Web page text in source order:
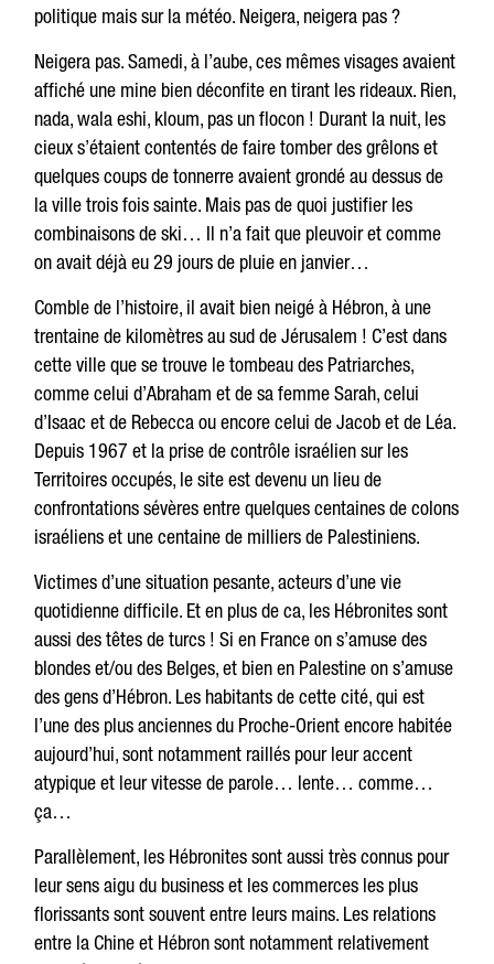
politique mais sur la météo. Neigera, neigera pas ?
Neigera pas. Samedi, à l’aube, ces mêmes visages avaient
affiché une mine bien déconfite en tirant les rideaux. Rien,
nada, wala eshi, kloum, pas un flocon ! Durant la nuit, les
cieux s’étaient contentés de faire tomber des grêlons et
quelques coups de tonnerre avaient grondé au dessus de
la ville trois fois sainte. Mais pas de quoi justifier les
combinaisons de ski… Il n’a fait que pleuvoir et comme
on avait déjà eu 29 jours de pluie en janvier…
Comble de l’histoire, il avait bien neigé à Hébron, à une
trentaine de kilomètres au sud de Jérusalem ! C’est dans
cette ville que se trouve le tombeau des Patriarches,
comme celui d’Abraham et de sa femme Sarah, celui
d’Isaac et de Rebecca ou encore celui de Jacob et de Léa.
Depuis 1967 et la prise de contrôle israélien sur les
Territoires occupés, le site est devenu un lieu de
confrontations sévères entre quelques centaines de colons
israéliens et une centaine de milliers de Palestiniens.
Victimes d’une situation pesante, acteurs d’une vie
quotidienne difficile. Et en plus de ca, les Hébronites sont
aussi des têtes de turcs ! Si en France on s’amuse des
blondes et/ou des Belges, et bien en Palestine on s’amuse
des gens d’Hébron. Les habitants de cette cité, qui est
l’une des plus anciennes du Proche-Orient encore habitée
aujourd’hui, sont notamment raillés pour leur accent
atypique et leur vitesse de parole… lente… comme…
ça…
Parallèlement, les Hébronites sont aussi très connus pour
leur sens aigu du business et les commerces les plus
florissants sont souvent entre leurs mains. Les relations
entre la Chine et Hébron sont notamment relativement